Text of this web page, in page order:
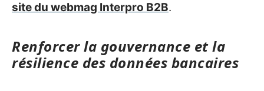
site du webmag Interpro B2B.
Renforcer la gouvernance et la
résilience des données bancaires